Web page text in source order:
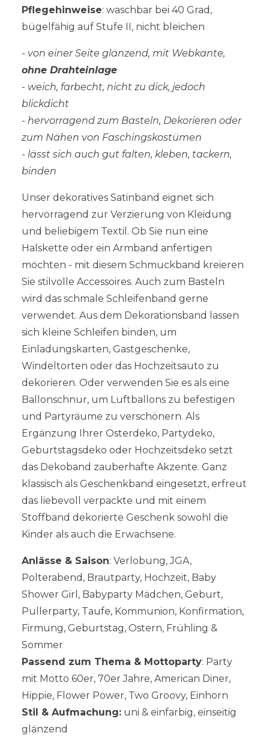
Pflegehinweise: waschbar bei 40 Grad,
bügelfähig auf Stufe II, nicht bleichen
- von einer Seite glänzend, mit Webkante,
ohne Drahteinlage
- weich, farbecht, nicht zu dick, jedoch
blickdicht
- hervorragend zum Basteln, Dekorieren oder
zum Nähen von Faschingskostümen
- lässt sich auch gut falten, kleben, tackern,
binden
Unser dekoratives Satinband eignet sich
hervorragend zur Verzierung von Kleidung
und beliebigem Textil. Ob Sie nun eine
Halskette oder ein Armband anfertigen
möchten - mit diesem Schmuckband kreieren
Sie stilvolle Accessoires. Auch zum Basteln
wird das schmale Schleifenband gerne
verwendet. Aus dem Dekorationsband lassen
sich kleine Schleifen binden, um
Einladungskarten, Gastgeschenke,
Windeltorten oder das Hochzeitsauto zu
dekorieren. Oder verwenden Sie es als eine
Ballonschnur, um Luftballons zu befestigen
und Partyräume zu verschönern. Als
Ergänzung Ihrer Osterdeko, Partydeko,
Geburtstagsdeko oder Hochzeitsdeko setzt
das Dekoband zauberhafte Akzente. Ganz
klassisch als Geschenkband eingesetzt, erfreut
das liebevoll verpackte und mit einem
Stoffband dekorierte Geschenk sowohl die
Kinder als auch die Erwachsene.
Anlässe & Saison: Verlobung, JGA,
Polterabend, Brautparty, Hochzeit, Baby
Shower Girl, Babyparty Mädchen, Geburt,
Pullerparty, Taufe, Kommunion, Konfirmation,
Firmung, Geburtstag, Ostern, Frühling &
Sommer
Passend zum Thema & Mottoparty: Party
mit Motto 60er, 70er Jahre, American Diner,
Hippie, Flower Power, Two Groovy, Einhorn
Stil & Aufmachung: uni & einfarbig, einseitig
glänzend